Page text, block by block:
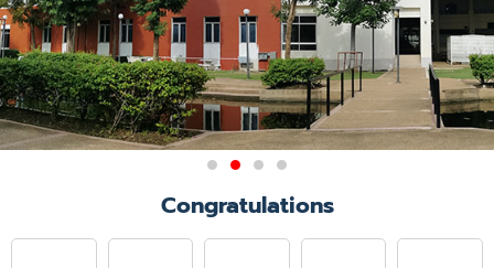
ผลการรับรองสถาบันการศึกษา
วิชาการพยาบาลและการ
ผดุงครรภ์
Congratulations